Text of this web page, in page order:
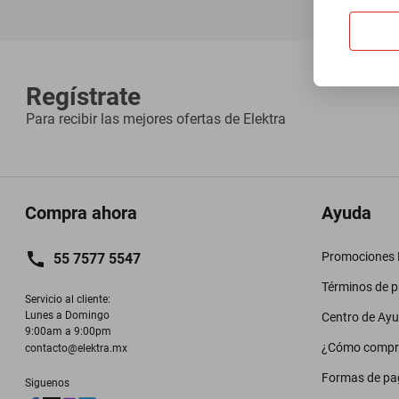
Regístrate
Para recibir las mejores ofertas de Elektra
Compra ahora
55 7577 5547
Servicio al cliente:
Lunes a Domingo
9:00am a 9:00pm
contacto@elektra.mx
Siguenos
Ayuda
Promociones
Términos de
Centro de
¿Cómo
Formas de